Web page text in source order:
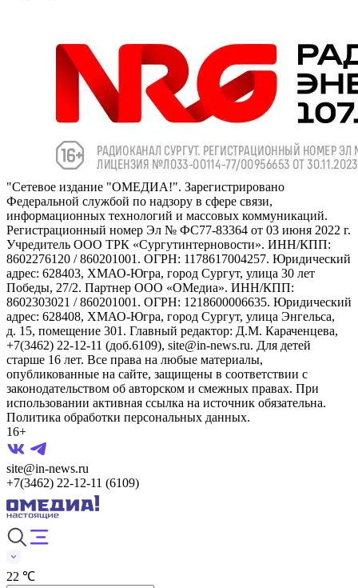
"Сетевое издание "ОМЕДИА!". Зарегистрировано
Федеральной службой по надзору в сфере связи,
информационных технологий и массовых коммуникаций.
Регистрационный номер Эл № ФС77-83364 от 03 июня 2022 г.
Учредитель ООО ТРК «Сургутинтерновости». ИНН/КПП:
8602276120 / 860201001. ОГРН: 1178617004257. Юридический
адрес: 628403, ХМАО-Югра, город Сургут, улица 30 лет
Победы, 27/2. Партнер ООО «ОМедиа». ИНН/КПП:
8602303021 / 860201001. ОГРН: 1218600006635. Юридический
адрес: 628408, ХМАО-Югра, город Сургут, улица Энгельса,
д. 15, помещение 301. Главный редактор: Д.М. Караченцева,
+7(3462) 22-12-11 (доб.6109), site@in-news.ru. Для детей
старше 16 лет. Все права на любые материалы,
опубликованные на сайте, защищены в соответствии с
законодательством об авторском и смежных правах. При
использовании активная ссылка на источник обязательна.
Политика обработки персональных данных.
16+
site@in-news.ru
+7(3462) 22-12-11 (6109)
22 ℃